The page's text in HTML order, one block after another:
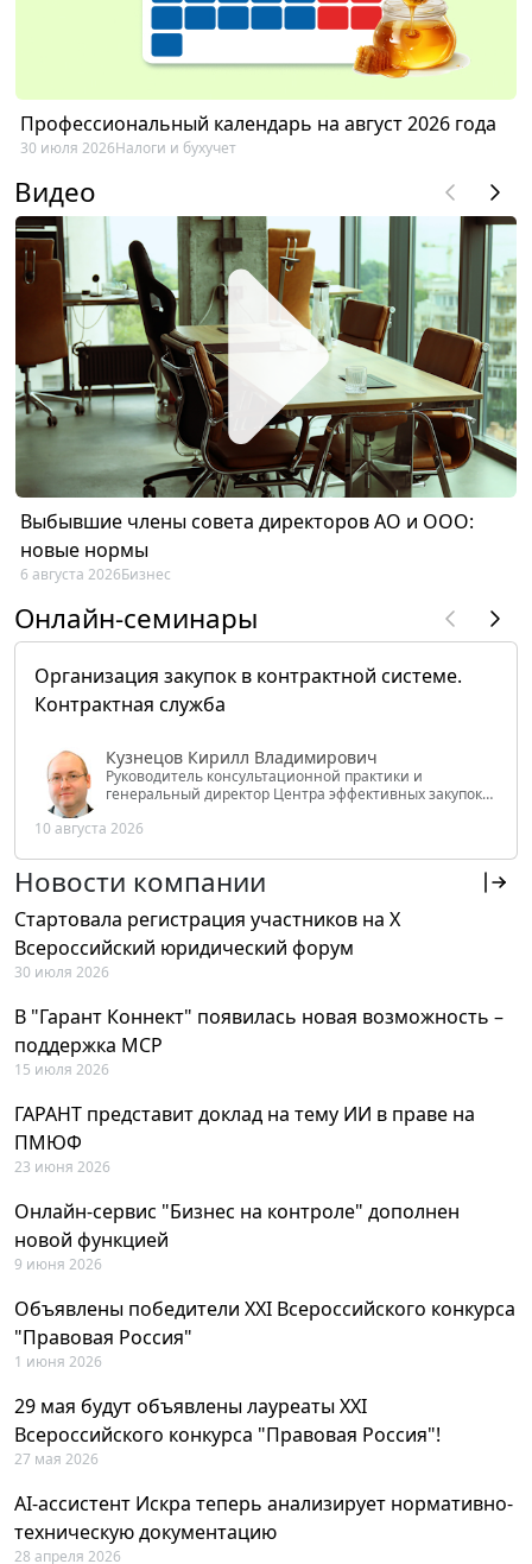
Профессиональный календарь на август 2026 года
30 июля 2026Налоги и бухучет
Видео
Выбывшие члены совета директоров АО и ООО:
новые нормы
6 августа 2026Бизнес
Онлайн-семинары
Организация закупок в контрактной системе.
Контрактная служба
Кузнецов Кирилл Владимирович
Руководитель консультационной практики и
генеральный директор Центра эффективных закупок
РФ
10 августа 2026
Новости компании
Стартовала регистрация участников на X
Всероссийский юридический форум
30 июля 2026
В "Гарант Коннект" появилась новая возможность –
поддержка MCP
15 июля 2026
ГАРАНТ представит доклад на тему ИИ в праве на
ПМЮФ
23 июня 2026
Онлайн-сервис "Бизнес на контроле" дополнен
новой функцией
9 июня 2026
Объявлены победители XXI Всероссийского конкурса
"Правовая Россия"
1 июня 2026
29 мая будут объявлены лауреаты XXI
Всероссийского конкурса "Правовая Россия"!
27 мая 2026
AI-ассистент Искра теперь анализирует нормативно-
техническую документацию
28 апреля 2026